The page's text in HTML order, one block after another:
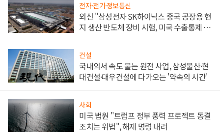
전자·전기·정보통신
외신 "삼성전자 SK하이닉스 중국 공장용 현
지 생산 반도체 장비 시험, 미국 수출통제 대
건설
국내외서 속도 붙는 원전 사업, 삼성물산·현
대건설·대우건설에 다가오는 '약속의 시간'
사회
미국 법원 "트럼프 정부 풍력 프로젝트 동결
조치는 위법", 해제 명령 내려